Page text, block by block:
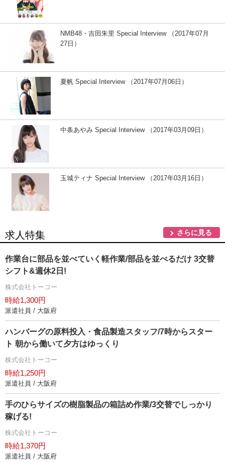
NMB48・吉田朱里 Special Interview （2017年07月
27日）
夏帆 Special Interview （2017年07月06日）
中条あやみ Special Interview （2017年03月09日）
玉城ティナ Special Interview （2017年03月16日）
求人特集 さらに見る
作業台に部品を並べていく軽作業/部品を並べるだけ 3交替
シフト&週休2日!
株式会社トーコー
時給1,300円
派遣社員 / 大阪府
ハンバーグの原料投入・食品製造スタッフ/7時からスター
ト 朝から働いて夕方はゆっくり
株式会社トーコー
時給1,250円
派遣社員 / 大阪府
手のひらサイズの樹脂製品の箱詰め作業/3交替でしっかり
稼げる!
株式会社トーコー
時給1,370円
派遣社員 / 大阪府